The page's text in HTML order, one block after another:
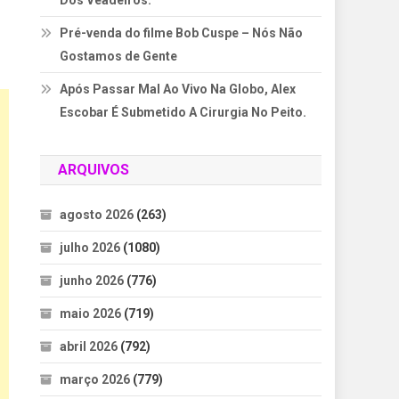
Pré-venda do filme Bob Cuspe – Nós Não
Gostamos de Gente
Após Passar Mal Ao Vivo Na Globo, Alex
Escobar É Submetido A Cirurgia No Peito.
ARQUIVOS
agosto 2026 (263)
julho 2026 (1080)
junho 2026 (776)
maio 2026 (719)
abril 2026 (792)
março 2026 (779)